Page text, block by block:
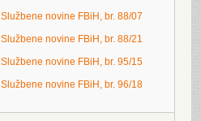
Službene novine FBiH, br. 88/07
Službene novine FBiH, br. 88/21
Službene novine FBiH, br. 95/15
Službene novine FBiH, br. 96/18